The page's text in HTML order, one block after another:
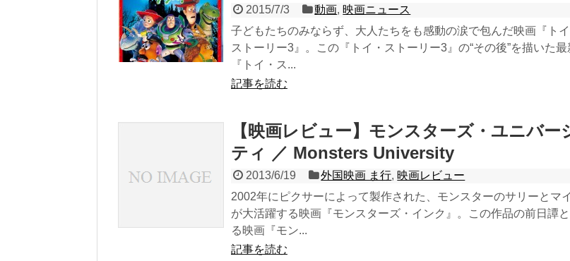
2015/7/3 動画, 映画ニュース
子どもたちのみならず、大人たちをも感動の涙で包んだ映画『トイ
ストーリー3』。この『トイ・ストーリー3』の“その後”を描いた最
『トイ・ス...
記事を読む
【映画レビュー】モンスターズ・ユニバー
ティ ／ Monsters University
2013/6/19 外国映画 ま行, 映画レビュー
2002年にピクサーによって製作された、モンスターのサリーとマ
が大活躍する映画『モンスターズ・インク』。この作品の前日譚
る映画『モン...
記事を読む